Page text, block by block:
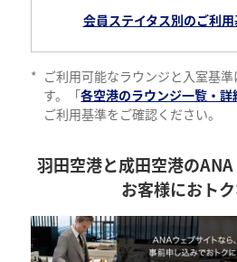
会員ステイタス別のご利
* ご利用可能なラウンジと入室基
す。「各空港のラウンジ一覧・詳
ご利用基準をご確認ください。
羽田空港と成田空港の
お客様におト